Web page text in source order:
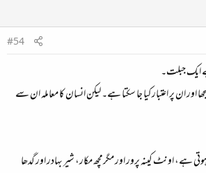
#54
ایک جبلت۔
ان پر اعتبار کیا جا سکتا ہے۔ لیکن انسان کا معاملہ ان سے
ہے، اونٹ کینہ پرور اور مگرمچھ مکار، شیر بہادر اور گدھا